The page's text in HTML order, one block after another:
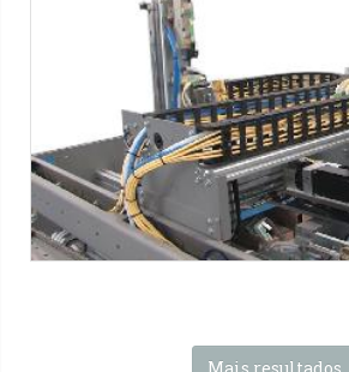
Partitions inserting
Máquinas SMI :Série WP ERGON-Série
® Partition Inserter
Caixa Wrap-around-Garrafas de
3x4 packs